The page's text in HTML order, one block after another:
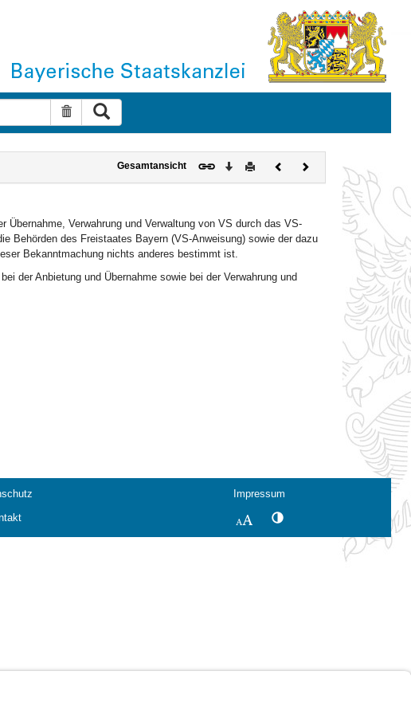
Suche zurücksetzen
Gesamtansicht Download
DruckenVorherigesNächstes
Dokument
Verwahrung und Verwaltung von VS durch das VS-
Behörden des Freistaates Bayern (VS-Anweisung) sowie der dazu
Bekanntmachung nichts anderes bestimmt ist.
der Anbietung und Übernahme sowie bei der Verwahrung und
Impressum
SchriftgrößeKontrastwechsel